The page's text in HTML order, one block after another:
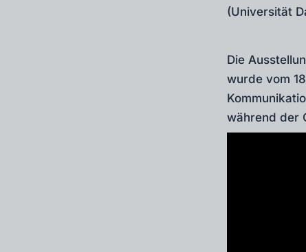
(Universität
Die
wurde vom
während der